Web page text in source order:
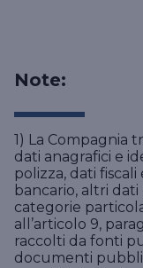
Note:
1) La Compagnia
dati anagrafici e
polizza, dati
bancario, altri
categorie
all’articolo 9,
raccolti da fonti
documenti